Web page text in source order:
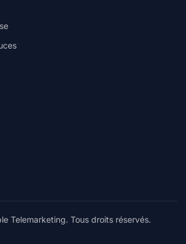
Telemarketing. Tous droits réservés.